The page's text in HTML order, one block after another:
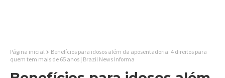
Página inicial
Benefícios para idosos além da aposentadoria: 4 direitos para
quem tem mais de 65 anos | Brazil News Informa